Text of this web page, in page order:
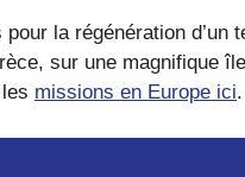
pour la régénération d’un
sur une magnifique
missions en Europe ici.